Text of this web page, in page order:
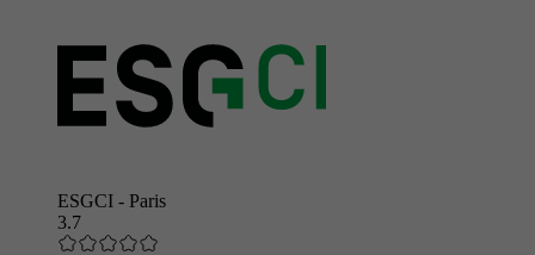
ESGCI - Paris
3.7